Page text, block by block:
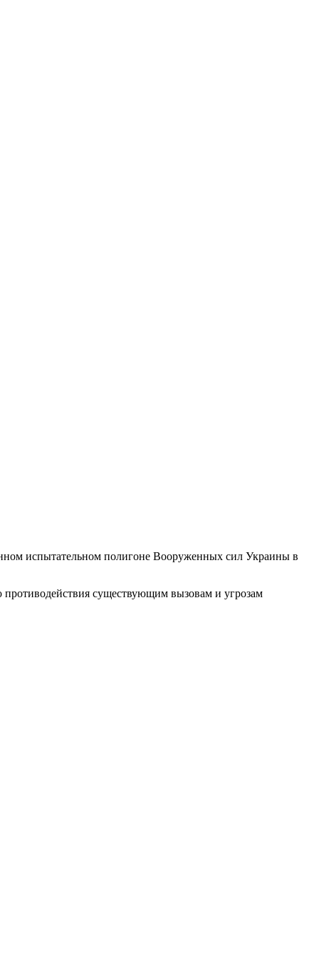
испытательном полигоне Вооруженных сил Украины в
существующим вызовам и угрозам